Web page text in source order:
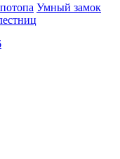
Умный замок